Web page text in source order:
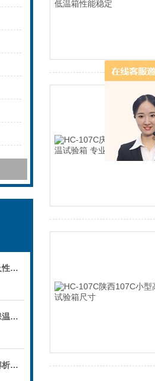
三综合振动试验箱的工作原理及性能特点
台式高低温试验箱具有良好的保温性能和结构强度
三综合环境试验箱的维护成本解析：延长设备寿命的关键